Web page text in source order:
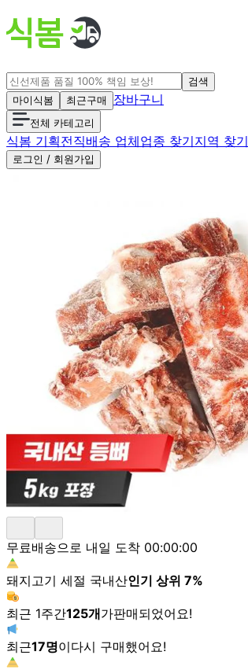
검색
마이식봄
최근구매 장바구니
전체 카테고리
식봄 기획전직배송 업체업종 찾기지역 찾기
로그인 / 회원가입
무료배송으로 내일 도착 00:00:00
돼지고기 세절 국내산인기 상위 7%
최근 1주간125개가판매되었어요!
최근17명이다시 구매했어요!